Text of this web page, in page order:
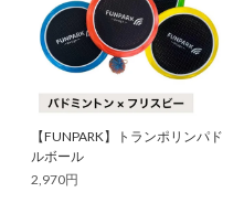
【FUNPARK】トランポリンパド
ルボール
2,970円